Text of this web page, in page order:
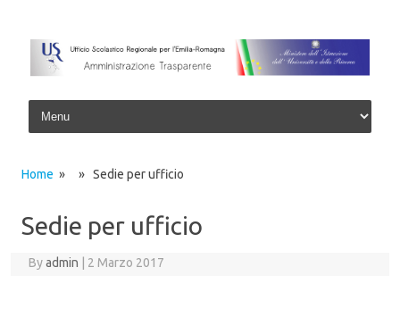
Skip to content
Home » » Sedie per ufficio
Sedie per ufficio
Byadmin 2 Marzo 2017